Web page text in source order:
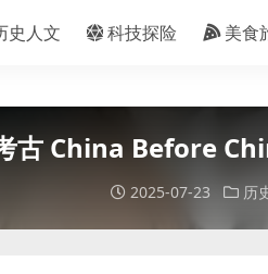
史人文 科技探险 美食
古 China Before
2025-07-23 历